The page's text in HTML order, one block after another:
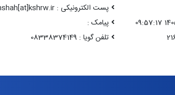
پست الکترونیکی : kermanshah[at]kshrw.ir
پیامک :
تلفن گویا : 08338374149